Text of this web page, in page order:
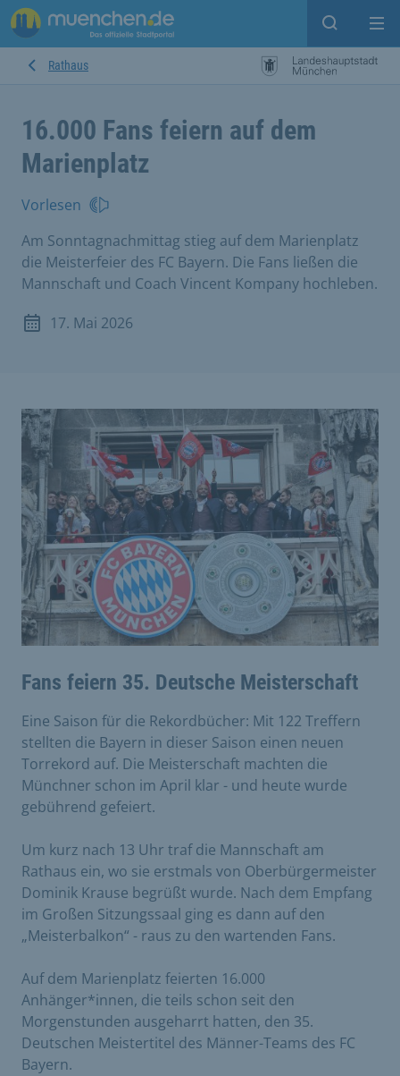
Suche
Rathaus
16.000 Fans feiern auf dem
Marienplatz
Vorlesen
Am Sonntagnachmittag stieg auf dem Marienplatz
die Meisterfeier des FC Bayern. Die Fans ließen die
Mannschaft und Coach Vincent Kompany hochleben.
17. Mai 2026
Fans feiern 35. Deutsche Meisterschaft
Eine Saison für die Rekordbücher: Mit 122 Treffern
stellten die Bayern in dieser Saison einen neuen
Torrekord auf. Die Meisterschaft machten die
Münchner schon im April klar - und heute wurde
gebührend gefeiert.
Um kurz nach 13 Uhr traf die Mannschaft am
Rathaus ein, wo sie erstmals von Oberbürgermeister
Dominik Krause begrüßt wurde. Nach dem Empfang
im Großen Sitzungssaal ging es dann auf den
„Meisterbalkon“ - raus zu den wartenden Fans.
Auf dem Marienplatz feierten 16.000
Anhänger*innen, die teils schon seit den
Morgenstunden ausgeharrt hatten, den 35.
Deutschen Meistertitel des Männer-Teams des FC
Bayern.